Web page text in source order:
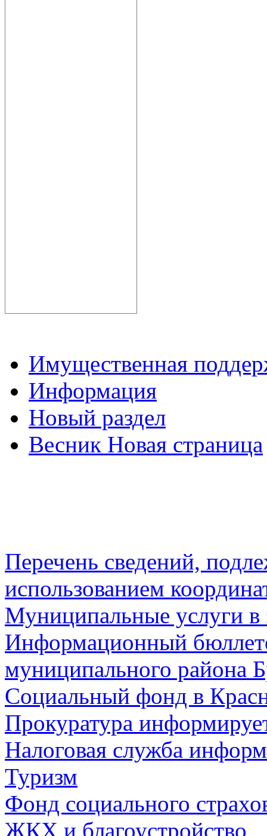
Имущественная
Информация
Новый раздел
Весник Новая страница
Перечень сведений,
использованием
Муниципальные услуги в
Информационный
муниципального района
Социальный фонд в
Прокуратура
Налоговая служба
Туризм
Фонд социального
ЖКХ и благоустройство